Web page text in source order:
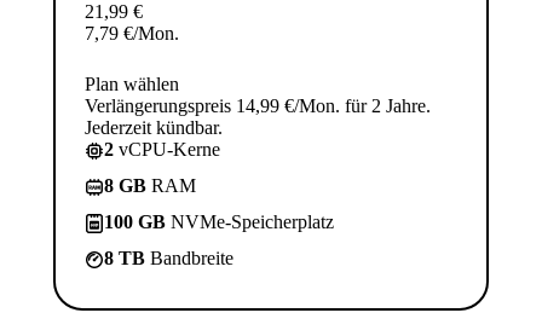
21,99 €
7,79 €/Mon.
Plan wählen
Verlängerungspreis 14,99 €/Mon. für 2 Jahre.
Jederzeit kündbar.
2 vCPU-Kerne
8 GB RAM
100 GB NVMe-Speicherplatz
8 TB Bandbreite